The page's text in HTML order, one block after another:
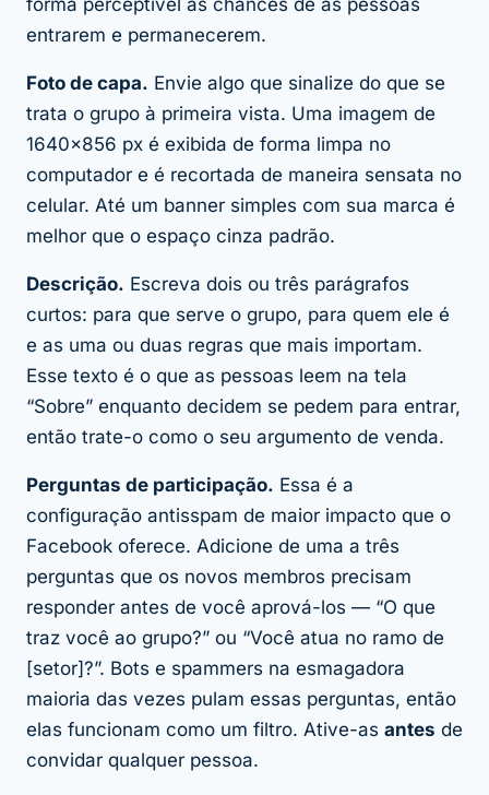
entrarem e permanecerem.
Foto de capa. Envie algo que sinalize do que se
trata o grupo à primeira vista. Uma imagem de
1640×856 px é exibida de forma limpa no
computador e é recortada de maneira sensata no
celular. Até um banner simples com sua marca é
melhor que o espaço cinza padrão.
Descrição. Escreva dois ou três parágrafos
curtos: para que serve o grupo, para quem ele é
e as uma ou duas regras que mais importam.
Esse texto é o que as pessoas leem na tela
“Sobre” enquanto decidem se pedem para entrar,
então trate-o como o seu argumento de venda.
Perguntas de participação. Essa é a
configuração antisspam de maior impacto que o
Facebook oferece. Adicione de uma a três
perguntas que os novos membros precisam
responder antes de você aprová-los — “O que
traz você ao grupo?” ou “Você atua no ramo de
[setor]?”. Bots e spammers na esmagadora
maioria das vezes pulam essas perguntas, então
elas funcionam como um filtro. Ative-as antes de
convidar qualquer pessoa.